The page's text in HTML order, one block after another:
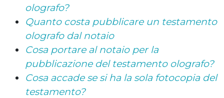
olografo?
Quanto costa pubblicare un testamento
olografo dal notaio
Cosa portare al notaio per la
pubblicazione del testamento olografo?
Cosa accade se si ha la sola fotocopia del
testamento?